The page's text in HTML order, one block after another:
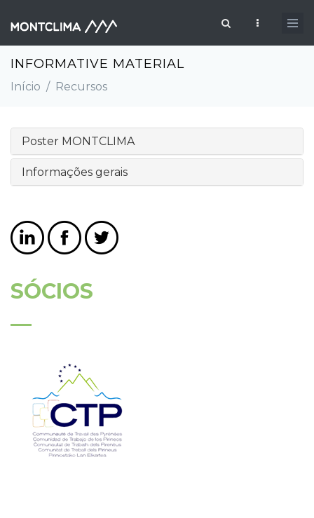
Formulário de pesquisa
INFORMATIVE MATERIAL
Início / Recursos
Poster MONTCLIMA
Informações gerais
SÓCIOS